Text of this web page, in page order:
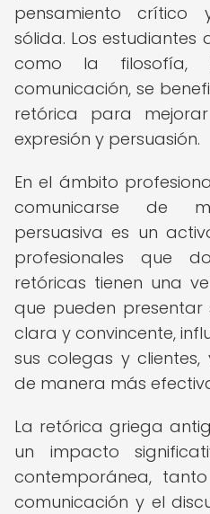
pensamiento crítico
sólida. Los estudiantes
como la
comunicación, se
retórica para
expresión y persuasión.
En el ámbito
comunicarse de
persuasiva es un
profesionales que
retóricas tienen una
que pueden
clara y convincente,
sus colegas y
de manera más
La retórica griega
un impacto
contemporánea,
comunicación y el